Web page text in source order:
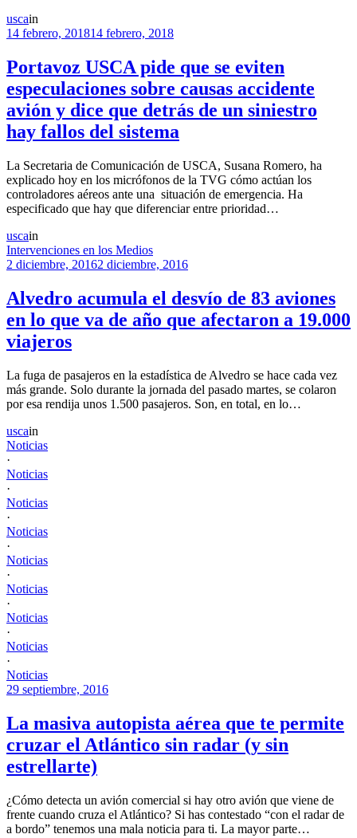
uscain
14 febrero, 201814 febrero, 2018
Portavoz USCA pide que se eviten
especulaciones sobre causas accidente
avión y dice que detrás de un siniestro
hay fallos del sistema
La Secretaria de Comunicación de USCA, Susana Romero, ha
explicado hoy en los micrófonos de la TVG cómo actúan los
controladores aéreos ante una situación de emergencia. Ha
especificado que hay que diferenciar entre prioridad…
uscain
Intervenciones en los Medios
2 diciembre, 20162 diciembre, 2016
Alvedro acumula el desvío de 83 aviones
en lo que va de año que afectaron a 19.000
viajeros
La fuga de pasajeros en la estadística de Alvedro se hace cada vez
más grande. Solo durante la jornada del pasado martes, se colaron
por esa rendija unos 1.500 pasajeros. Son, en total, en lo…
uscain
Noticias
·
Noticias
·
Noticias
·
Noticias
·
Noticias
·
Noticias
·
Noticias
·
Noticias
·
Noticias
29 septiembre, 2016
La masiva autopista aérea que te permite
cruzar el Atlántico sin radar (y sin
estrellarte)
¿Cómo detecta un avión comercial si hay otro avión que viene de
frente cuando cruza el Atlántico? Si has contestado “con el radar de
a bordo” tenemos una mala noticia para ti. La mayor parte…